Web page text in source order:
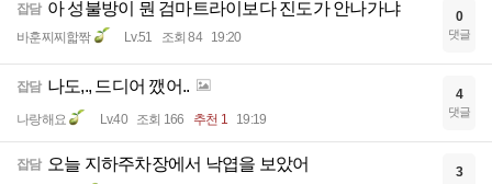
잡담 아 성불방이 뭔 검마트라이보다 진도가 안나가냐
바훈찌찌핣짞 Lv.51 조회 84 19:20
0
댓글
잡담 나도,., 드디어 깼어..
나랑해요 Lv.40 조회 166 추천 1 19:19
4
댓글
잡담 오늘 지하주차장에서 낙엽을 보았어 3